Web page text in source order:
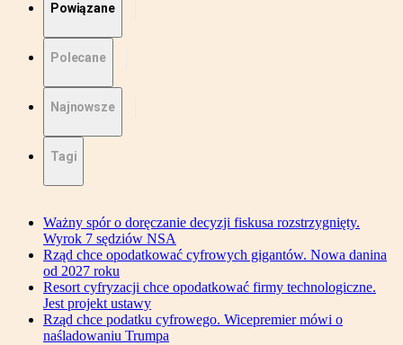
Powiązane
Polecane
Najnowsze
Tagi
Ważny spór o doręczanie decyzji fiskusa rozstrzygnięty.
Wyrok 7 sędziów NSA
Rząd chce opodatkować cyfrowych gigantów. Nowa danina
od 2027 roku
Resort cyfryzacji chce opodatkować firmy technologiczne.
Jest projekt ustawy
Rząd chce podatku cyfrowego. Wicepremier mówi o
naśladowaniu Trumpa